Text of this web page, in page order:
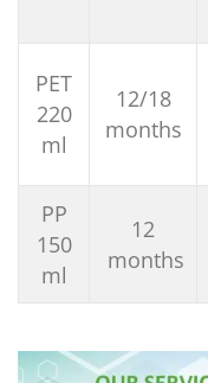
PET
220
ml
12/18
months
PP
150
ml
12
months